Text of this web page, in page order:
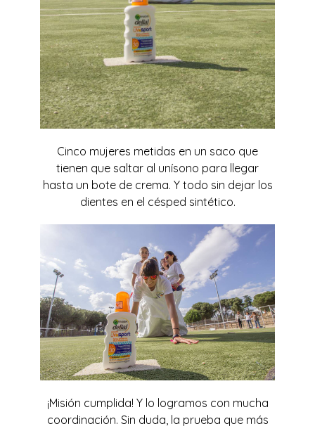
Cinco mujeres metidas en un saco que
tienen que saltar al unísono para llegar
hasta un bote de crema. Y todo sin dejar los
dientes en el césped sintético.
¡Misión cumplida! Y lo logramos con mucha
coordinación. Sin duda, la prueba que más